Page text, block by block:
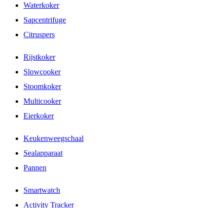
Waterkoker
Sapcentrifuge
Citruspers
Rijstkoker
Slowcooker
Stoomkoker
Multicooker
Eierkoker
Keukenweegschaal
Sealapparaat
Pannen
Smartwatch
Activity Tracker